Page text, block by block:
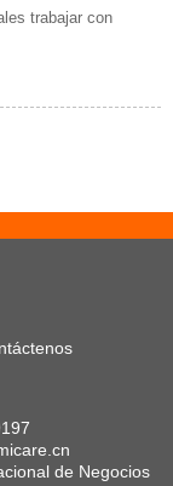
trabajar con
de Negocios